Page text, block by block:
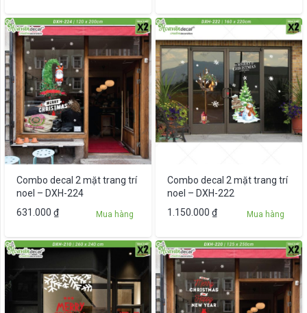
Combo decal 2 mặt trang trí
noel – DXH-224
631.000 ₫ Mua hàng
Combo decal 2 mặt trang trí
noel – DXH-222
1.150.000 ₫ Mua hàng